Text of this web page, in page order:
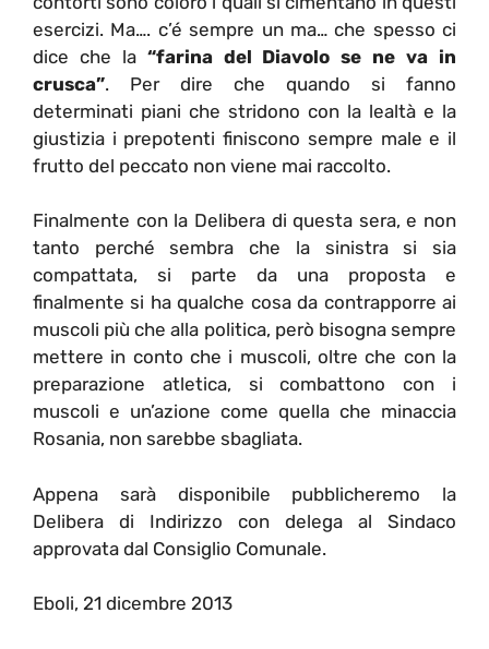
esercizi. Ma…. c’é sempre un ma… che spesso ci
dice che la“farina del Diavolo se ne va in
crusca”. Per dire che quando si fanno
determinati piani che stridono con la lealtà e la
giustizia i prepotenti finiscono sempre male e il
frutto del peccato non viene mai raccolto.
Finalmente con la Delibera di questa sera, e non
tanto perché sembra che la sinistra si sia
compattata, si parte da una proposta e
finalmente si ha qualche cosa da contrapporre ai
muscoli più che alla politica, però bisogna sempre
mettere in conto che i muscoli, oltre che con la
preparazione atletica, si combattono con i
muscoli e un’azione come quella che minaccia
Rosania, non sarebbe sbagliata.
Appena sarà disponibile pubblicheremo la
Delibera di Indirizzo con delega al Sindaco
approvata dal Consiglio Comunale.
Eboli, 21 dicembre 2013